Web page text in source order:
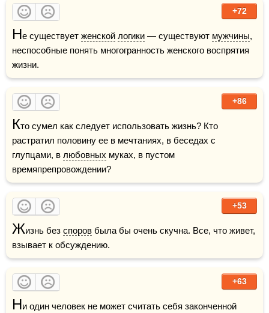
+72
Не существует женской логики — существуют мужчины,
неспособные понять многогранность женского воспрятия
жизни.
+86
Кто сумел как следует использовать жизнь? Кто
растратил половину ее в мечтаниях, в беседах с
глупцами, в любовных муках, в пустом
времяпрепровождении?
+53
Жизнь без споров была бы очень скучна. Все, что живет,
взывает к обсуждению.
+63
Ни один человек не может считать себя законченной